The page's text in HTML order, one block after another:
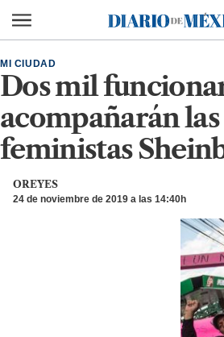
Diario de México
Dos mil
acompañarán
feministas
MI CIUDAD
OREYES
24 de noviembre de 2019 a las 14:40h